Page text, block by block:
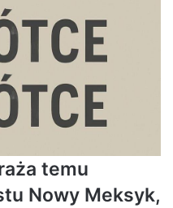
temu
Nowy Meksyk,